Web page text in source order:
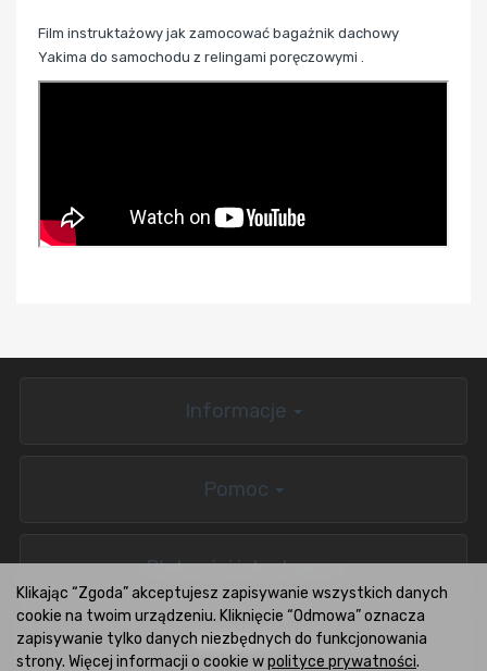
Film instruktażowy jak zamocować bagażnik dachowy
Yakima do samochodu z relingami poręczowymi .
Informacje
Pomoc
Płatności i dostawa
BOXCARS.PL
Klikając “Zgoda” akceptujesz zapisywanie wszystkich danych
cookie na twoim urządzeniu. Kliknięcie “Odmowa” oznacza
zapisywanie tylko danych niezbędnych do funkcjonowania
strony. Więcej informacji o cookie wpolityce prywatności.